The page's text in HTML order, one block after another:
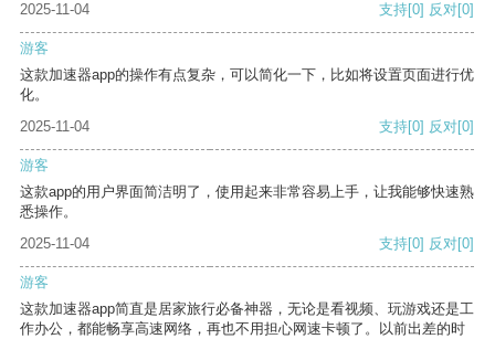
2025-11-04
支持[0] 反对[0]
游客
这款加速器app的操作有点复杂，可以简化一下，比如将设置页面进行优
化。
2025-11-04
支持[0] 反对[0]
游客
这款app的用户界面简洁明了，使用起来非常容易上手，让我能够快速熟
悉操作。
2025-11-04
支持[0] 反对[0]
游客
这款加速器app简直是居家旅行必备神器，无论是看视频、玩游戏还是工
作办公，都能畅享高速网络，再也不用担心网速卡顿了。以前出差的时